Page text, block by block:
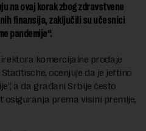
na ovaj korak zbog zdravstvene
finansija, zaključili su učesnici
pandemije“.
komercijalne prodaje
ocenjuje da je jeftino
a da građani Srbije često
osiguranja prema visini premije,